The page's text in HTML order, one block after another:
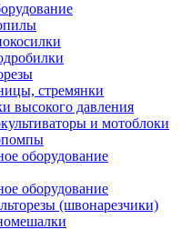
стремянки
высокого давления
и мотоблоки
оборудование
оборудование
(швонарезчики)